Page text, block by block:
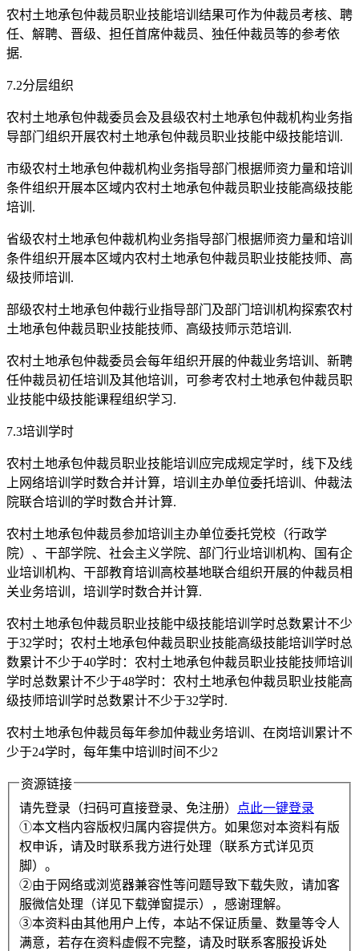
农村土地承包仲裁员职业技能培训结果可作为仲裁员考核、聘
任、解聘、晋级、担任首席仲裁员、独任仲裁员等的参考依
据.
7.2分层组织
农村土地承包仲裁委员会及县级农村土地承包仲裁机构业务指
导部门组织开展农村土地承包仲裁员职业技能中级技能培训.
市级农村土地承包仲裁机构业务指导部门根据师资力量和培训
条件组织开展本区域内农村土地承包仲裁员职业技能高级技能
培训.
省级农村土地承包仲裁机构业务指导部门根据师资力量和培训
条件组织开展本区域内农村土地承包仲裁员职业技能技师、高
级技师培训.
部级农村土地承包仲裁行业指导部门及部门培训机构探索农村
土地承包仲裁员职业技能技师、高级技师示范培训.
农村土地承包仲裁委员会每年组织开展的仲裁业务培训、新聘
任仲裁员初任培训及其他培训，可参考农村土地承包仲裁员职
业技能中级技能课程组织学习.
7.3培训学时
农村土地承包仲裁员职业技能培训应完成规定学时，线下及线
上网络培训学时数合并计算，培训主办单位委托培训、仲裁法
院联合培训的学时数合并计算.
农村土地承包仲裁员参加培训主办单位委托党校（行政学
院）、干部学院、社会主义学院、部门行业培训机构、国有企
业培训机构、干部教育培训高校基地联合组织开展的仲裁员相
关业务培训，培训学时数合并计算.
农村土地承包仲裁员职业技能中级技能培训学时总数累计不少
于32学时；农村土地承包仲裁员职业技能高级技能培训学时总
数累计不少于40学时：农村土地承包仲裁员职业技能技师培训
学时总数累计不少于48学时：农村土地承包仲裁员职业技能高
级技师培训学时总数累计不少于32学时.
农村土地承包仲裁员每年参加仲裁业务培训、在岗培训累计不
少于24学时，每年集中培训时间不少2
资源链接
请先登录（扫码可直接登录、免注册）
点此一键登录
①本文档内容版权归属内容提供方。如果您对本资料有版
权申诉，请及时联系我方进行处理（联系方式详见页
脚）。
②由于网络或浏览器兼容性等问题导致下载失败，请加客
服微信处理（详见下载弹窗提示），感谢理解。
③本资料由其他用户上传，本站不保证质量、数量等令人
满意，若存在资料虚假不完整，请及时联系客服投诉处